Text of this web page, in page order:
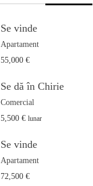
Se vinde
Apartament
55,000 €
Se dă în Chirie
Comercial
5,500 € lunar
Se vinde
Apartament
72,500 €